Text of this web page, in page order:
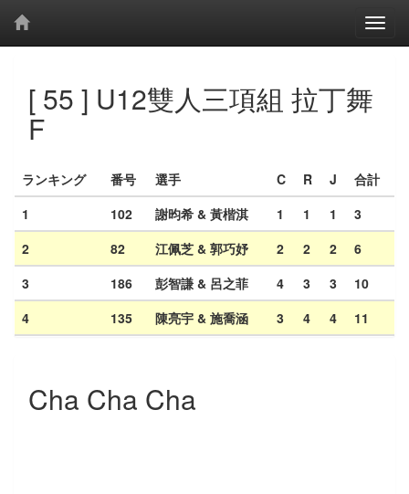
[ 55 ] U12雙人三項組 拉丁舞
F
ランキング 番号 選手 C R J
合計
1
102 謝昀希 & 黃楷淇 1 1 1
3
2
82 江佩芝 & 郭巧妤 2 2 2
6
3
186 彭智謙 & 呂之菲 4 3 3
10
4
135 陳亮宇 & 施喬涵 3 4 4 11
Cha Cha Cha